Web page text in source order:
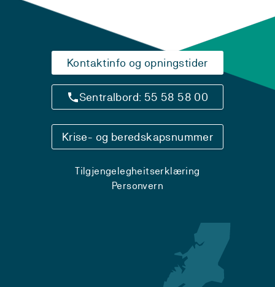
Kontaktinfo og opningstider
Sentralbord: 55 58 58 00
Krise- og beredskapsnummer
Tilgjengelegheitserklæring
Personvern